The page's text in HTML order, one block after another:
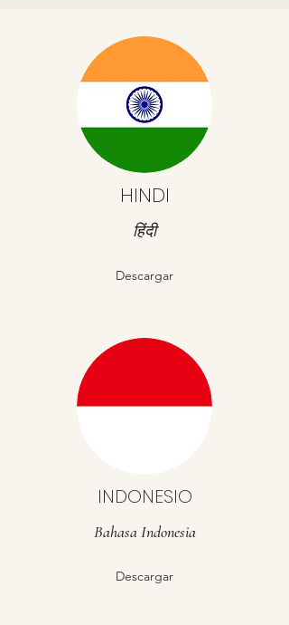
HINDI
हिंदी
Descargar
INDONESIO
Bahasa Indonesia
Descargar